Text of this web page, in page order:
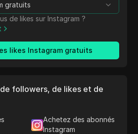
gratuits
de likes sur Instagram ?
likes Instagram gratuits
followers, de likes et de
Achetez des abonnés
Instagram